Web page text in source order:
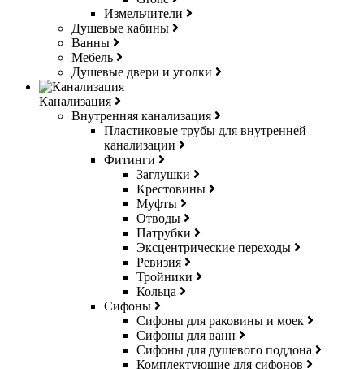
Измельчители
Душевые кабины
Ванны
Мебель
Душевые двери и уголки
Канализация
Внутренняя канализация
Пластиковые трубы для внутренней
канализации
Фитинги
Заглушки
Крестовины
Муфты
Отводы
Патрубки
Эксцентрические переходы
Ревизия
Тройники
Кольца
Сифоны
Сифоны для раковины и моек
Сифоны для ванн
Сифоны для душевого поддона
Комплектующие для сифонов